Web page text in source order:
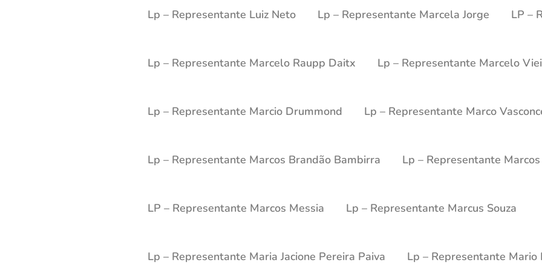
Lp – Representante Luiz Neto Lp – Representante Marcela Jorge LP –
Lp – Representante Marcelo Raupp Daitx Lp – Representante Marcelo
Lp – Representante Marcio Drummond Lp – Representante Marco
Lp – Representante Marcos Brandão Bambirra Lp – Representante
LP – Representante Marcos Messia Lp – Representante Marcus Souza
Lp – Representante Maria Jacione Pereira Paiva Lp – Representante Mario